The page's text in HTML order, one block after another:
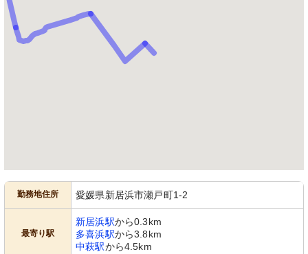
勤務地住所 愛媛県新居浜市瀬戸町1-2
最寄り駅
新居浜駅から0.3km
多喜浜駅から3.8km
中萩駅から4.5km